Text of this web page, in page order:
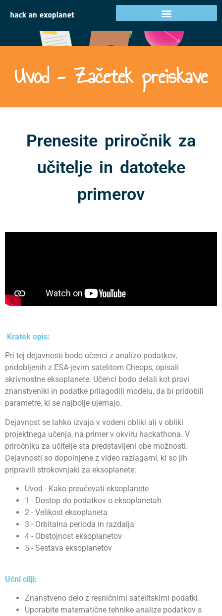
Uvod - Začetek preiskave
Prenesite priročnik za
učitelje in datoteke
primerov
Kratek opis:
Pri tej dejavnosti bodo učenci z analizo podatkov,
pridobljenih z ESA-jevim satelitom Cheops, opisali
skrivnostne eksoplanete. Učenci bodo delali kot pravi
znanstveniki in podatke prilagodili modelu, da bi pridobili
parametre, ki se najbolje ujemajo.
Dejavnost se lahko izvaja v vodeni obliki ali v obliki
projektnega učenja, na primer v okviru hackathona. V
priročniku za učitelje sta predstavljeni obe možnosti.
Dejavnosti so dopolnjene z video razlagami, ki so jih
pripravili strokovnjaki za eksoplanete:
Uvod - Kako preučevati eksoplanete
1 - Dostop do podatkov o eksoplanetah
2 - Velikost eksoplaneta
3 - Orbitalna perioda in razdalja
4 - Obstojnost eksoplanetov
5 - Sestava eksoplanetov
Učni cilji:
Znanstveno delo z resničnimi satelitskimi podatki.
Uporabite matematične tehnike analize podatkov s